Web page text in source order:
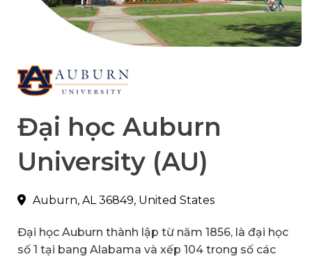
Đại học Auburn
University (AU)
Auburn, AL 36849, United States
Đại học Auburn thành lập từ năm 1856, là đại học
số 1 tại bang Alabama và xếp 104 trong số các